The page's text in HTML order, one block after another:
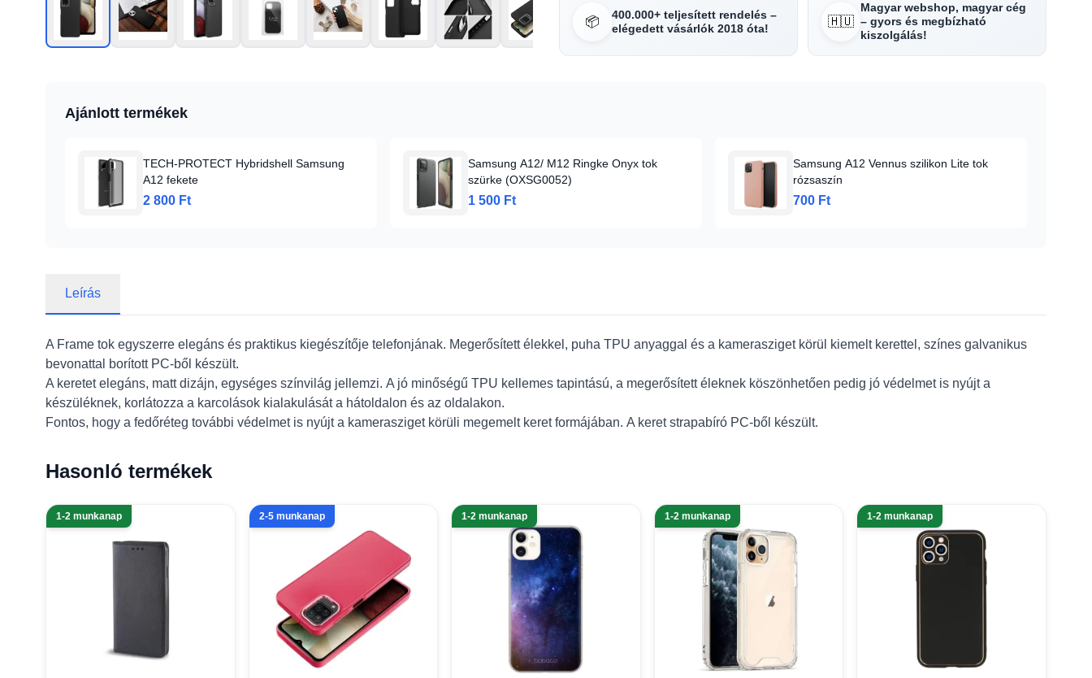
📦
400.000+ teljesített rendelés –
elégedett vásárlók 2018 óta!
🇭🇺
Magyar webshop, magyar cég
– gyors és megbízható
kiszolgálás!
Ajánlott termékek
TECH-PROTECT Hybridshell Samsung
A12 fekete
2 800 Ft
Samsung A12/ M12 Ringke Onyx tok
szürke (OXSG0052)
1 500 Ft
Samsung A12 Vennus szilikon Lite tok
rózsaszín
700 Ft
Leírás
A Frame tok egyszerre elegáns és praktikus kiegészítője telefonjának. Megerősített élekkel, puha TPU anyaggal és a kamerasziget körül kiemelt kerettel, színes galvanikus
bevonattal borított PC-ből készült.
A keretet elegáns, matt dizájn, egységes színvilág jellemzi. A jó minőségű TPU kellemes tapintású, a megerősített éleknek köszönhetően pedig jó védelmet is nyújt a
készüléknek, korlátozza a karcolások kialakulását a hátoldalon és az oldalakon.
Fontos, hogy a fedőréteg további védelmet is nyújt a kamerasziget körüli megemelt keret formájában. A keret strapabíró PC-ből készült.
Hasonló termékek
1-2 munkanap 2-5 munkanap 1-2 munkanap 1-2 munkanap 1-2 munkanap